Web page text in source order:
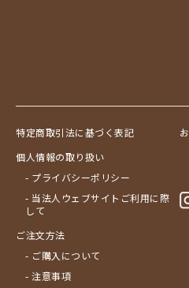
特定商取引法に基づく表記
個人情報の取り扱い
- プライバシーポリシー
- 当法人ウェブサイトご利用に際
して
ご注文方法
- ご購入について
- 注意事項